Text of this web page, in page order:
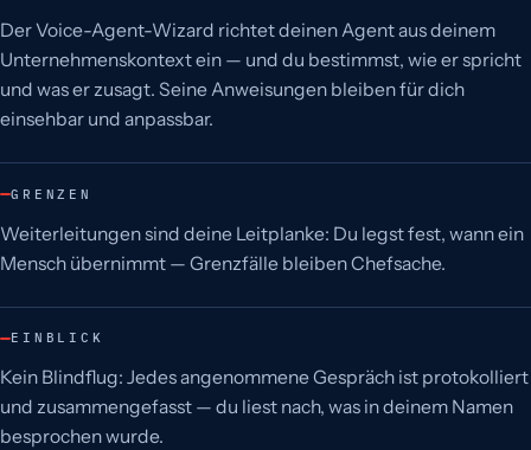
Der Voice-Agent-Wizard richtet deinen Agent aus deinem
Unternehmenskontext ein — und du bestimmst, wie er spricht
und was er zusagt. Seine Anweisungen bleiben für dich
einsehbar und anpassbar.
GRENZEN
Weiterleitungen sind deine Leitplanke: Du legst fest, wann ein
Mensch übernimmt — Grenzfälle bleiben Chefsache.
EINBLICK
Kein Blindflug: Jedes angenommene Gespräch ist protokolliert
und zusammengefasst — du liest nach, was in deinem Namen
besprochen wurde.